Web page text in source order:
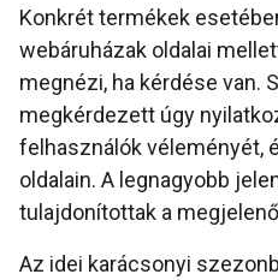
Konkrét termékek
webáruházak oldalai
megnézi, ha kérdése van.
megkérdezett úgy
felhasználók véleményét,
oldalain. A legnagyobb
tulajdonítottak a
Az idei karácsonyi